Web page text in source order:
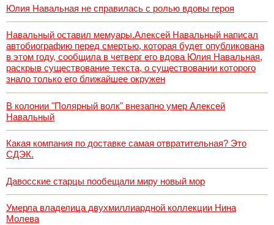
Юлия Навальная не справилась с ролью вдовы героя
Навальный оставил мемуары.Алексей Навальный написал
автобиографию перед смертью, которая будет опубликована
в этом году, сообщила в четверг его вдова Юлия Навальная,
раскрыв существование текста, о существовании которого
знало только его ближайшее окружен
В колонии "Полярный волк" внезапно умер Алексей
Навальный
Какая компания по доставке самая отвратительная? Это
СДЭК.
Давосские старцы пообещали миру новый мор
Умерла владелица двухмиллиардной коллекции Нина
Молева